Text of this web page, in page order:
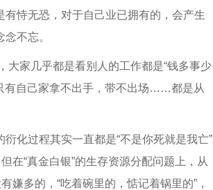
恃无恐，对于自己业已拥有的，会产生
不忘。
大家几乎都是看别人的工作都是“钱多事少
有自己家拿不出手，带不出场……都是从
化过程其实一直都是“不是你死就是我亡”
在“真金白银”的生存资源分配问题上，从
嫌多的，“吃着碗里的，惦记着锅里的”，